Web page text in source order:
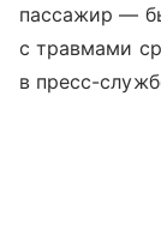
пассажир —
с травмами
в пресс-